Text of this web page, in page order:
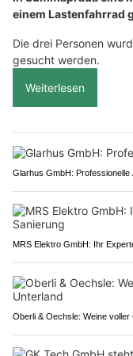
einem Lastenfahrrad
Die drei Personen
gesucht werden.
Weiterlesen
Glarhus GmbH:
MRS Elektro GmbH: Ihr
Oberli & Oechsle: Weine